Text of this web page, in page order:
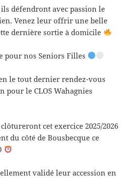
défendront avec passion le
Venez leur offrir une belle
dernière sortie à domicile
pour nos Seniors Filles
le tout dernier rendez-vous
pour le CLOS Wahagnies
cet exercice 2025/2026
du côté de Bousbecque ce
validé leur accession en